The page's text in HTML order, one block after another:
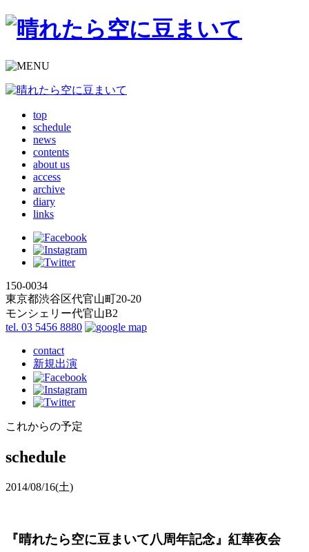
top
schedule
news
contents
about us
access
archive
diary
links
150-0034
東京都渋谷区代官山町20-20
モンシェリー代官山B2
tel. 03 5456 8880
contact
新規出演
これからの予定
schedule
2014/08/16(土)
『晴れたら空に豆まいて八周年記念』紅華夜会